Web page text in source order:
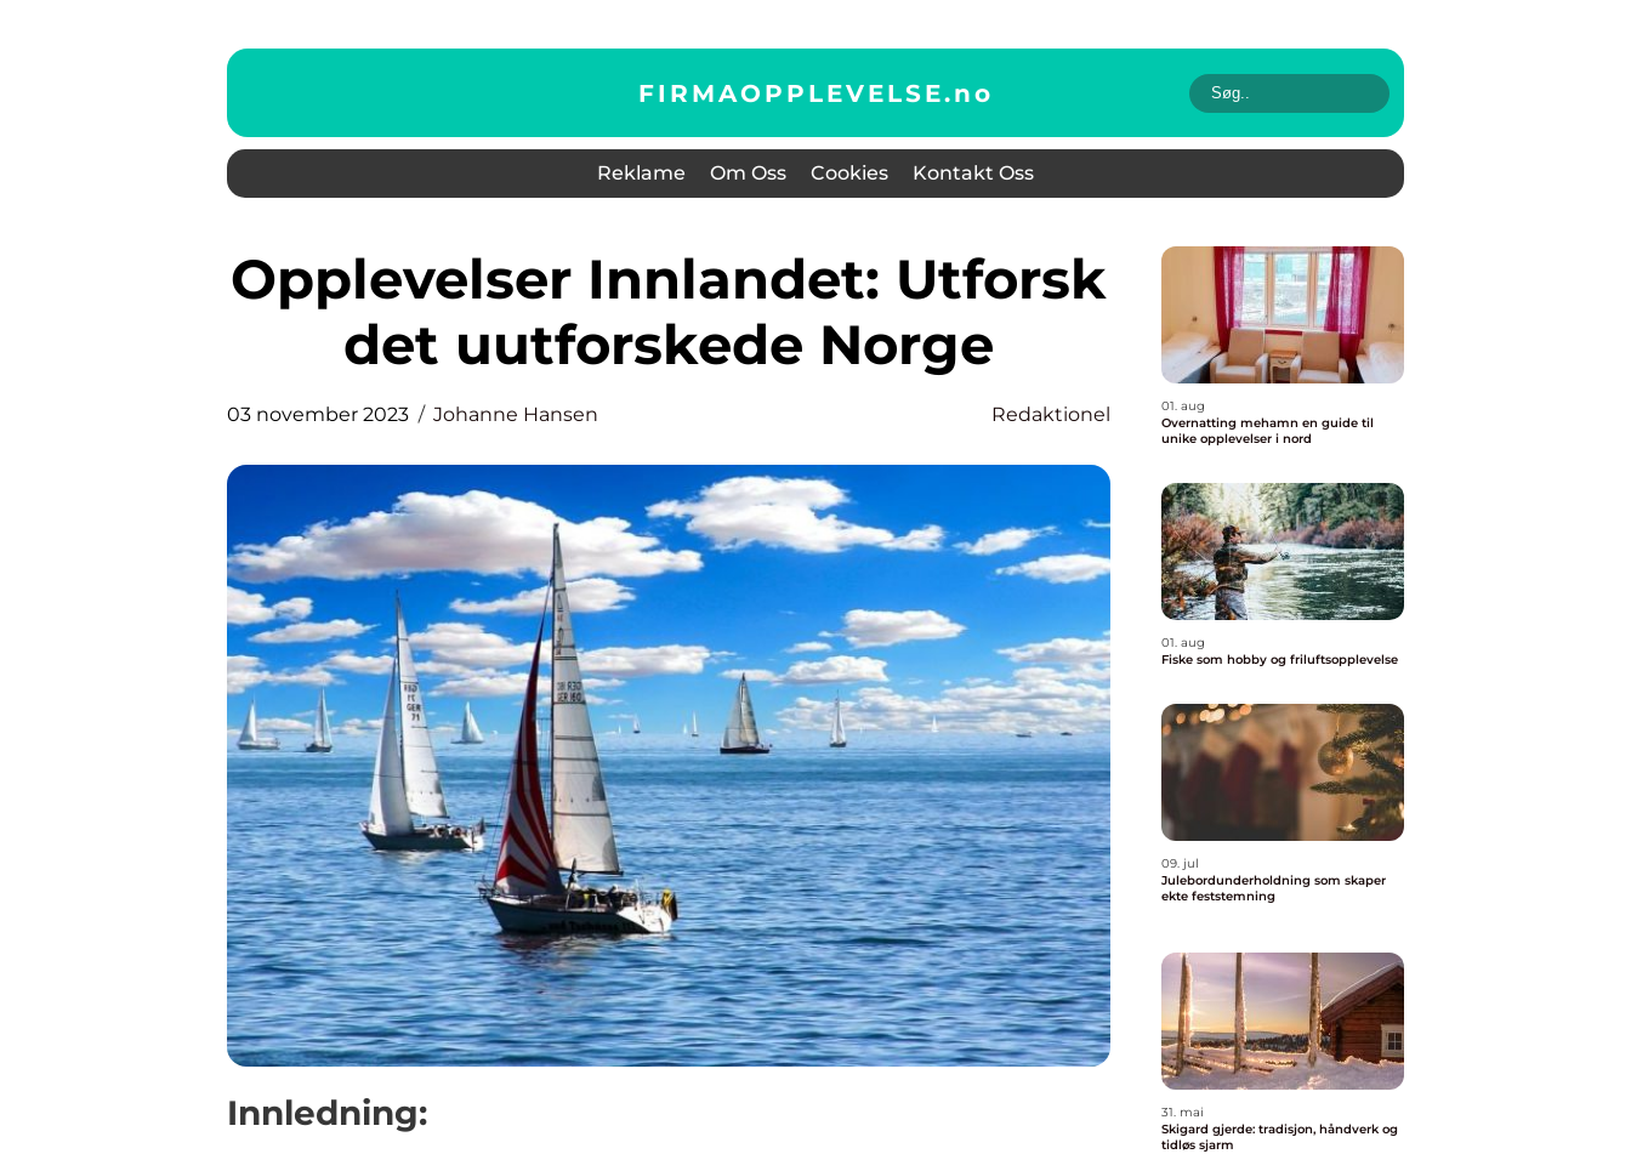
FIRMAOPPLEVELSE.no
Reklame Om Oss Cookies Kontakt Oss
Opplevelser Innlandet: Utforsk
det uutforskede Norge
03 november 2023 Johanne Hansen Redaktionel
Innledning:
01. aug
Overnatting mehamn en guide til
unike opplevelser i nord
01. aug
Fiske som hobby og friluftsopplevelse
09. jul
Julebordunderholdning som skaper
ekte feststemning
31. mai
Skigard gjerde: tradisjon, håndverk og
tidløs sjarm